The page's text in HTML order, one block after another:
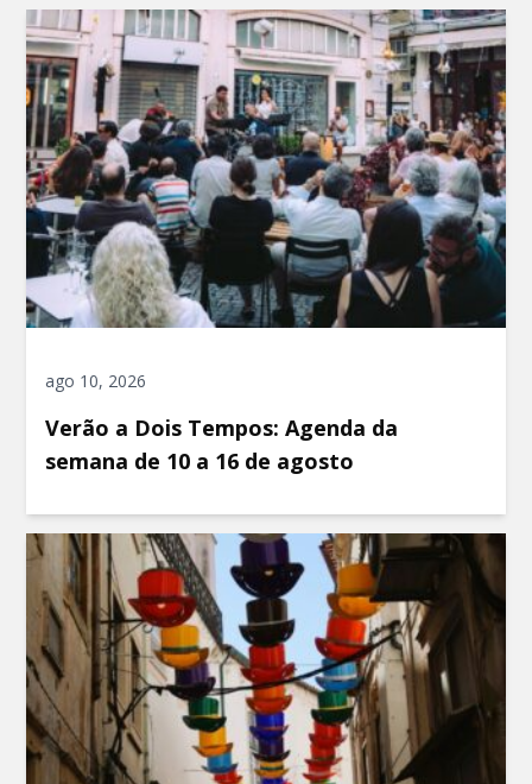
ago 10, 2026
Verão a Dois Tempos: Agenda da
semana de 10 a 16 de agosto